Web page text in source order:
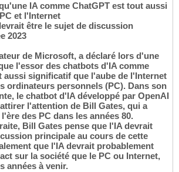
IA comme ChatGPT est tout aussi
et l'Internet
être le sujet de discussion
2023
de Microsoft, a déclaré lors d'une
l'essor des chatbots d'IA comme
aussi significatif que l'aube de l'Internet
ordinateurs personnels (PC). Dans son
le chatbot d'IA développé par OpenAI
l'attention de Bill Gates, qui a
des PC dans les années 80.
Bill Gates pense que l'IA devrait
principale au cours de cette
que l'IA devrait probablement
sur la société que le PC ou Internet,
années à venir.